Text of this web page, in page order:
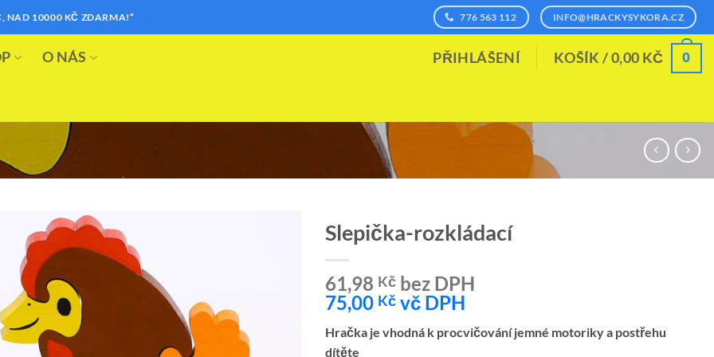
NAD 10000 KČ ZDARMA!“ 776 563 112 INFO@HRACKYSYKORA.CZ
O NÁS PŘIHLÁŠENÍ KOŠÍK /0,00 KČ 0
Slepička-rozkládací
61,98 Kčbez DPH
75,00 Kčvč DPH
Hračka je vhodná k procvičování jemné motoriky a postřehu
dítěte